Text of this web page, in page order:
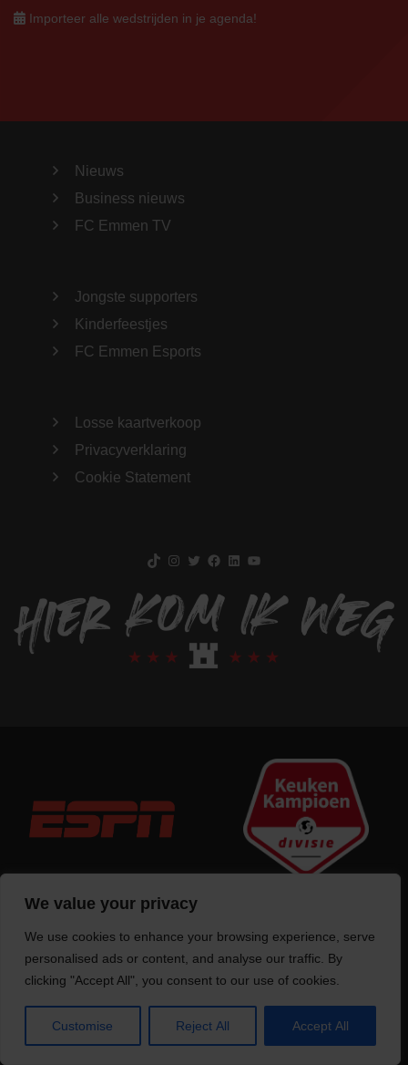
We value your privacy
We use cookies to enhance your browsing experience, serve
personalised ads or content, and analyse our traffic. By
clicking "Accept All", you consent to our use of cookies.
Customise Reject All Accept All
Importeer alle wedstrijden in je agenda!
Nieuws
Business nieuws
FC Emmen TV
Jongste supporters
Kinderfeestjes
FC Emmen Esports
Losse kaartverkoop
Privacyverklaring
Cookie Statement
Trotse bouwervan deze website